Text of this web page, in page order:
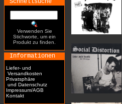
Schnellsuche
Verwenden Sie
Stichworte, um ein
Produkt zu finden.
Informationen
Liefer- und
Versandkosten
Privatsphäre
und Datenschutz
Impressum/AGB
Kontakt